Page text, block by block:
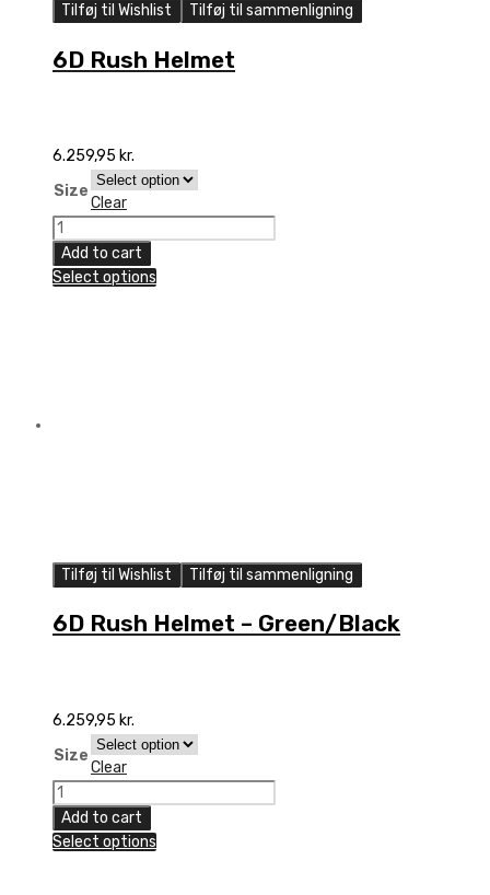
Tilføj til Wishlist Tilføj til sammenligning
6D Rush Helmet
6.259,95 kr.
Size
Clear
6D
Rush
Helmet
Add to cart
Select options
Tilføj til Wishlist Tilføj til sammenligning
6D Rush Helmet – Green/Black
6.259,95 kr.
Size
Clear
6D
Rush
Helmet
Add to cart
Select options